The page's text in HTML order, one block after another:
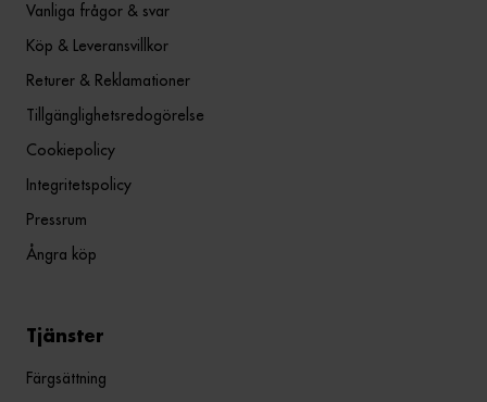
Vanliga frågor & svar
Köp & Leveransvillkor
Returer & Reklamationer
Tillgänglighetsredogörelse
Cookiepolicy
Integritetspolicy
Pressrum
Ångra köp
Tjänster
Färgsättning